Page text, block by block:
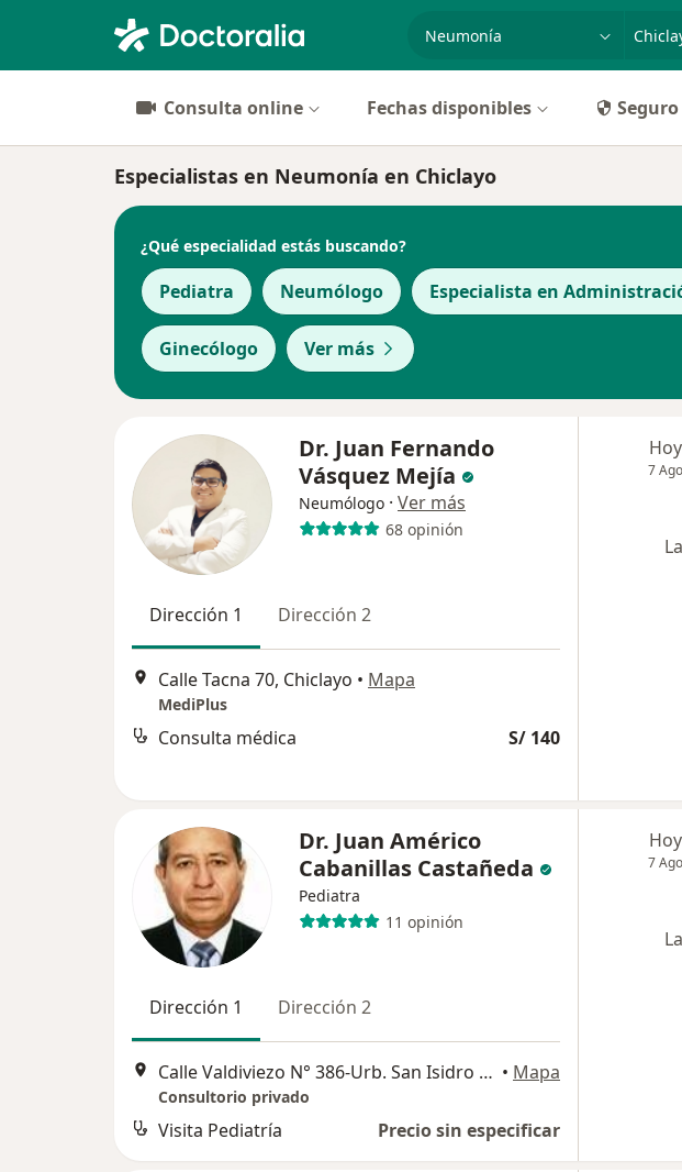
especialidad, enfermedad o
Consulta online Fechas disponibles Seguro
Especialistas en Neumonía en Chiclayo
¿Qué especialidad estás buscando?
Pediatra Neumólogo Especialista en
Ginecólogo Ver más
Dr. Juan Fernando
Vásquez Mejía
Neumólogo · Ver más
68 opinión
Dirección 1 Dirección 2
Calle Tacna 70, Chiclayo • Mapa
MediPlus
Consulta médica S/ 140
Hoy
7 Ago
Dr. Juan Américo
Cabanillas Castañeda
Pediatra
11 opinión
Dirección 1 Dirección 2
Calle Valdiviezo N° 386-Urb. San Isidro (Primavera 4° Etapa), Chiclayo • Mapa
Consultorio privado
Visita Pediatría Precio sin especificar
Hoy
7 Ago